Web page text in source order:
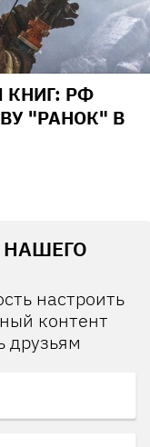
РФ
"РАНОК" В
настроить
контент
друзьям